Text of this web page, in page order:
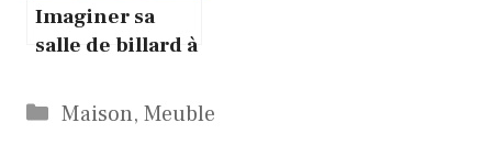
Imaginer sa
salle de billard à
accessible ou
projet fou ?
Catégories
Maison, Meuble